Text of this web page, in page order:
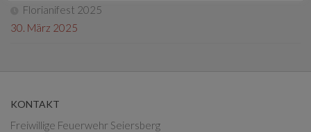
Florianifest 2025
30. März 2025
KONTAKT
Freiwillige Feuerwehr Seiersberg